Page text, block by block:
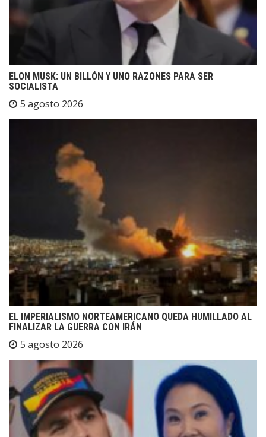
ELON MUSK: UN BILLÓN Y UNO RAZONES PARA SER
SOCIALISTA
5 agosto 2026
EL IMPERIALISMO NORTEAMERICANO QUEDA HUMILLADO AL
FINALIZAR LA GUERRA CON IRÁN
5 agosto 2026